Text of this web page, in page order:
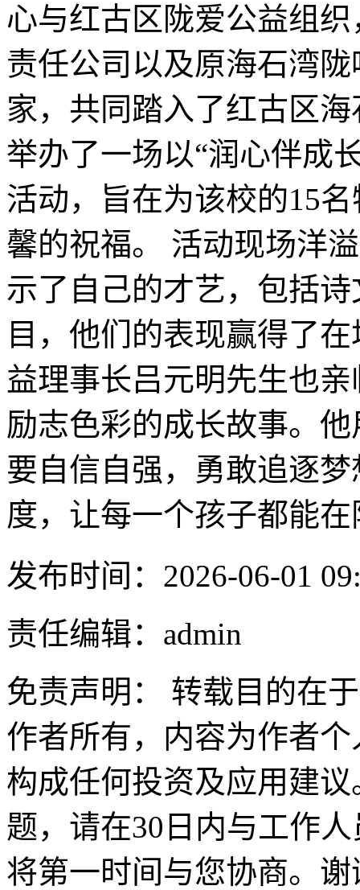
心与红古区陇爱公益组
责任公司以及原海石湾
家，共同踏入了红古区
举办了一场以“润心伴成
活动，旨在为该校的15
馨的祝福。 活动现场洋
示了自己的才艺，包括
目，他们的表现赢得了
益理事长吕元明先生也
励志色彩的成长故事。
要自信自强，勇敢追逐
度，让每一个孩子都能
发布时间：2026-06-01
责任编辑：admin
免责声明： 转载目的在
作者所有，内容为作者
构成任何投资及应用建
题，请在30日内与工作
将第一时间与您协商。